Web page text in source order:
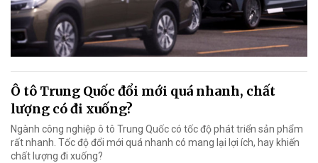
Ô tô Trung Quốc đổi mới quá nhanh, chất
lượng có đi xuống?
Ngành công nghiệp ô tô Trung Quốc có tốc độ phát triển sản phẩm
rất nhanh. Tốc độ đổi mới quá nhanh có mang lại lợi ích, hay khiến
chất lượng đi xuống?